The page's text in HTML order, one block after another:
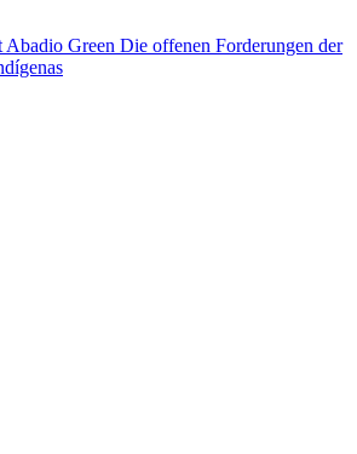
Green Die offenen Forderungen der